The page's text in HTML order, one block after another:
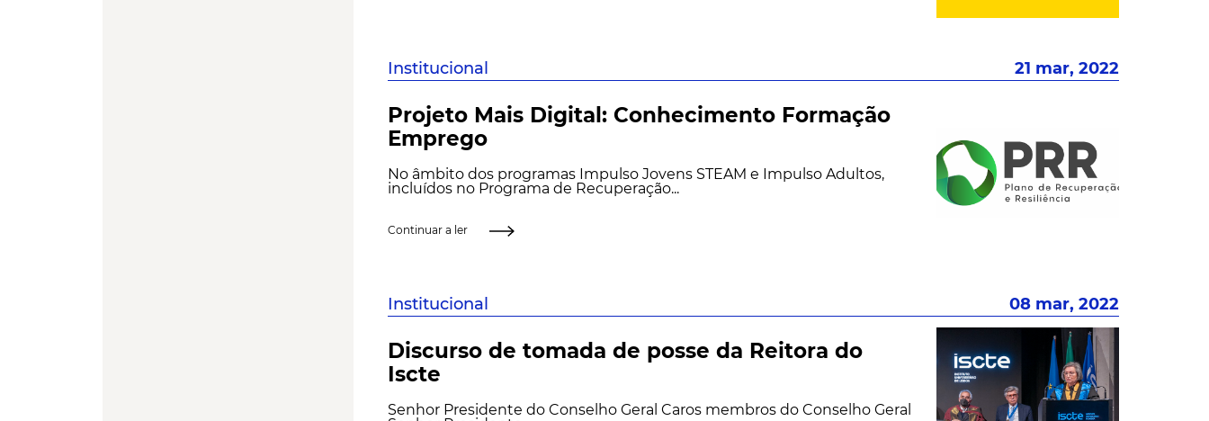
Institucional 21 mar, 2022
Projeto Mais Digital: Conhecimento Formação
Emprego
No âmbito dos programas Impulso Jovens STEAM e Impulso Adultos,
incluídos no Programa de Recuperação...
Continuar a ler
Institucional 08 mar, 2022
Discurso de tomada de posse da Reitora do
Iscte
Senhor Presidente do Conselho Geral Caros membros do Conselho Geral